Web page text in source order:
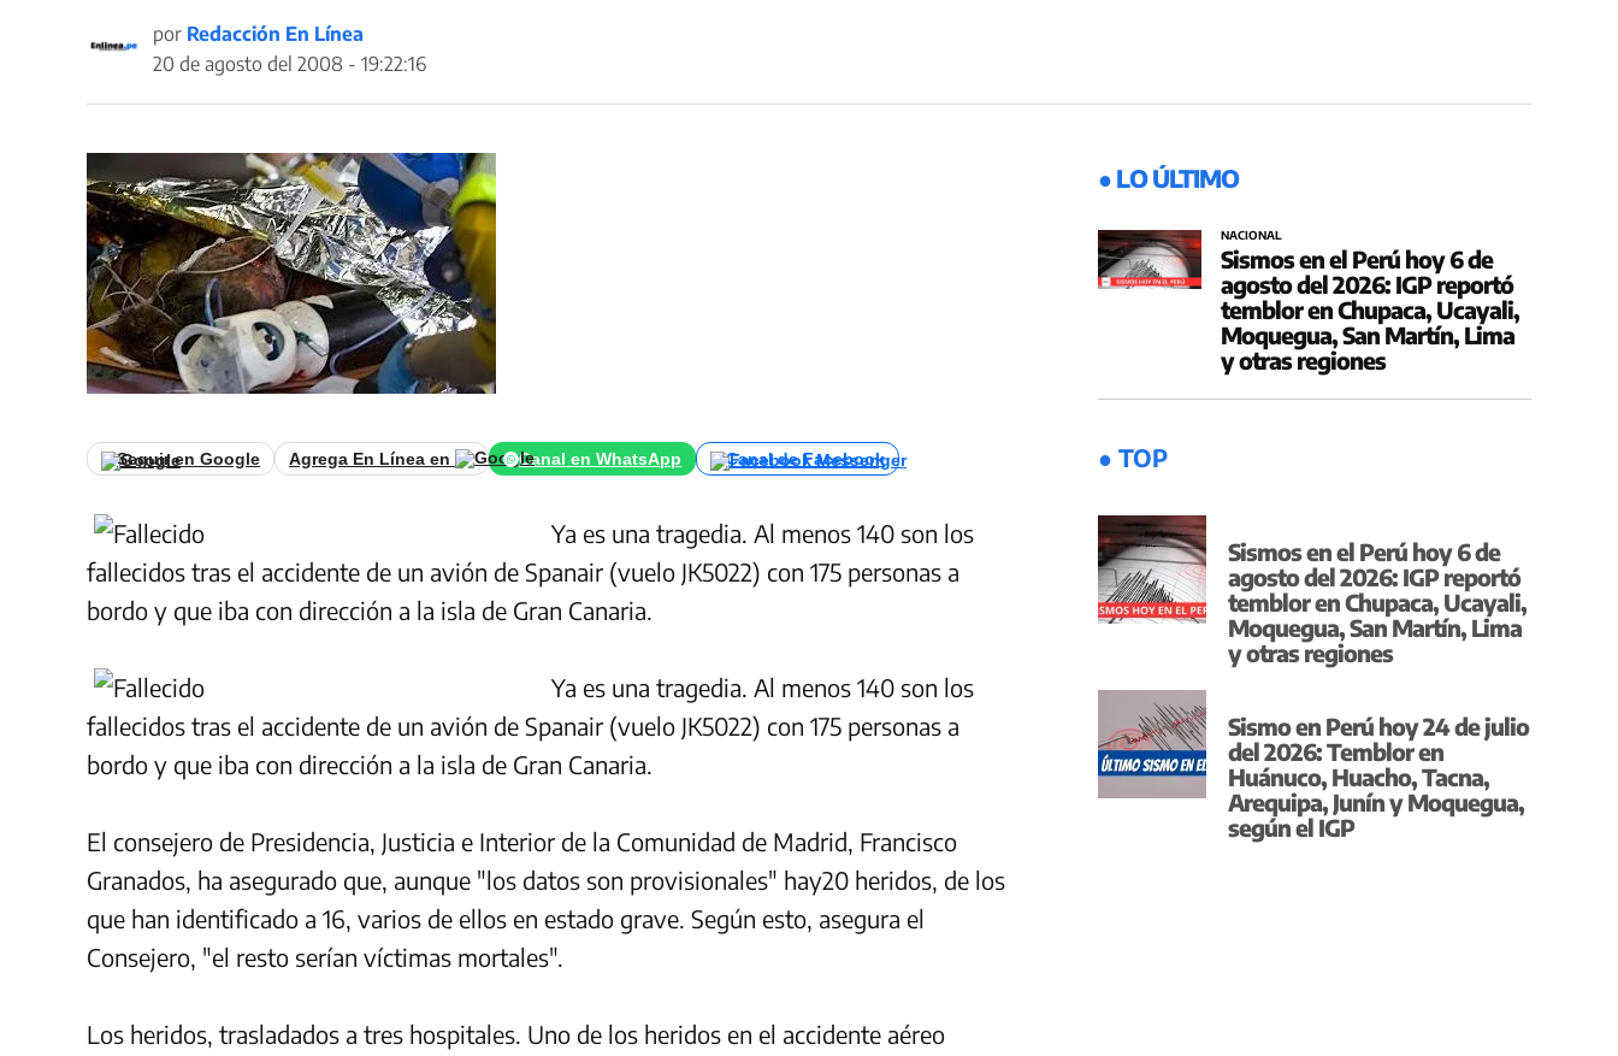
por Redacción En Línea
20 de agosto del 2008 - 19:22:16
Seguir en Google Agrega En Línea en Canal en WhatsApp Canal de Facebook
Ya es una tragedia. Al menos 140 son los
fallecidos tras el accidente de un avión de Spanair (vuelo JK5022) con 175 personas a
bordo y que iba con dirección a la isla de Gran Canaria.
Ya es una tragedia. Al menos 140 son los
fallecidos tras el accidente de un avión de Spanair (vuelo JK5022) con 175 personas a
bordo y que iba con dirección a la isla de Gran Canaria.
El consejero de Presidencia, Justicia e Interior de la Comunidad de Madrid, Francisco
Granados, ha asegurado que, aunque "los datos son provisionales" hay20 heridos, de los
que han identificado a 16, varios de ellos en estado grave. Según esto, asegura el
Consejero, "el resto serían víctimas mortales".
Los heridos, trasladados a tres hospitales. Uno de los heridos en el accidente aéreo
● LO ÚLTIMO
NACIONAL
Sismos en el Perú hoy 6 de
agosto del 2026: IGP reportó
temblor en Chupaca, Ucayali,
Moquegua, San Martín, Lima
y otras regiones
● TOP
Sismos en el Perú hoy 6 de
agosto del 2026: IGP reportó
temblor en Chupaca, Ucayali,
Moquegua, San Martín, Lima
y otras regiones
Sismo en Perú hoy 24 de julio
del 2026: Temblor en
Huánuco, Huacho, Tacna,
Arequipa, Junín y Moquegua,
según el IGP